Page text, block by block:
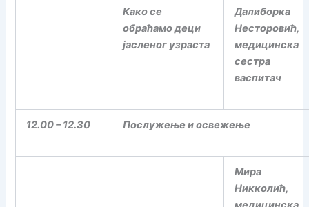
Како се
обраћамо деци
јасленог узраста
Далиборка
Несторовић,
медицинска
сестра
васпитач
12.00 – 12.30 Послужење и освежење
Мира
Никколић,